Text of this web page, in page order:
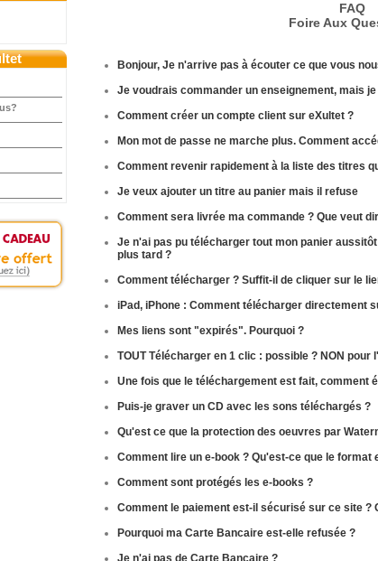
FAQ
FoireAux
Bonjour, Je n'arrive pas à écouter ce que vous
Je voudrais commander un enseignement, mais
Comment créer un compte client sur eXultet ?
Mon mot de passe ne marche plus. Comment
Comment revenir rapidement à la liste des titres
Je veux ajouter un titre au panier mais il refuse
Comment sera livrée ma commande ? Que veut
Je n'ai pas pu télécharger tout mon panier
plus tard ?
Comment télécharger ? Suffit-il de cliquer sur le
iPad, iPhone : Comment télécharger directement
Mes liens sont "expirés". Pourquoi ?
TOUT Télécharger en 1 clic : possible ? NON pour
Une fois que le téléchargement est fait, comment
Puis-je graver un CD avec les sons téléchargés ?
Qu'est ce que la protection des oeuvres par
Comment lire un e-book ? Qu'est-ce que le format
Comment sont protégés les e-books ?
Comment le paiement est-il sécurisé sur ce site ?
Pourquoi ma Carte Bancaire est-elle refusée ?
Je n'ai pas de Carte Bancaire ?